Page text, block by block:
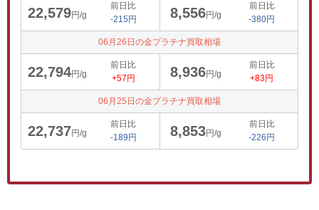
22,579円/g
前日比
-215円
8,556円/g
前日比
-380円
06月26日の金プラチナ買取相場
22,794円/g
前日比
+57円
8,936円/g
前日比
+83円
06月25日の金プラチナ買取相場
22,737円/g
前日比
-189円
8,853円/g
前日比
-226円